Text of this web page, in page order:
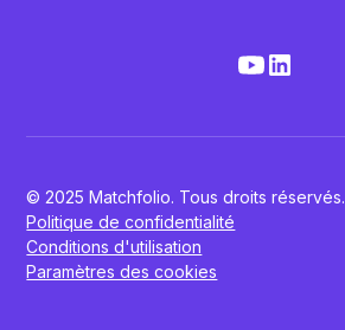
© 2025 Matchfolio. Tous droits réservés.
Politique de confidentialité
Conditions d'utilisation
Paramètres des cookies